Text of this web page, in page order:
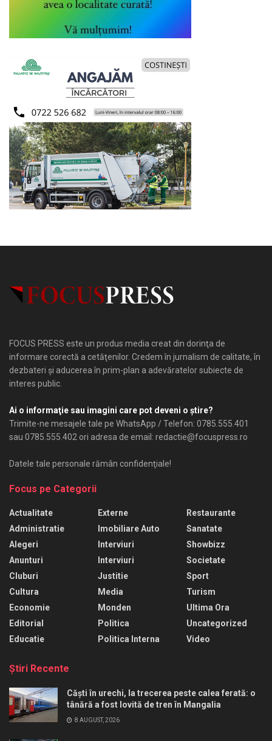
FOCUS PRESS este un produs media creat din dorinţa de
informare corectă a cetăţenilor. Credem în jurnalism de calitate, în
dezbateri şi aducerea în prim-plan a adevăratelor subiecte de
interes public.
Ai o informaţie sau imagini care pot deveni o ştire?
Trimite-ne mesajele tale pe WhatsApp / Telefon: 0785.555.401
sau 0785.555.402 ori adresa de email: redactie@focuspress.ro
Datele tale personale rămân confidenţiale!
Focus pe Categorii
Actualitate
Administratie
Alegeri
Anunturi
Cluburi
Cultura
Economie
Editorial
Educatie
Externe
Imobiliare Auto
Interviuri
Interviuri
Justitie
Media
Monden
Politica
Politica Interna
Restaurante
Sanatate
Showbizz
Societate
Sport
Turism
Ultima Ora
Uncategorized
Video
Ştiri Recente
Căști în urechi, la trecerea peste calea ferată: o
tânără a fost lovită de tren în Mangalia
8 AUGUST, 2026